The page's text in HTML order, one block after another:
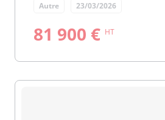
Autre 23/03/2026
81 900 € HT